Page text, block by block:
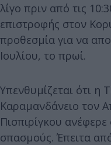
λίγο πριν από τις
επιστροφής στον
προθεσμία για να
Ιουλίου, το πρωί.
Υπενθυμίζεται ότι η
Καραμανδάνειο τον
Πισπιρίγκου
σπασμούς. Έπειτα